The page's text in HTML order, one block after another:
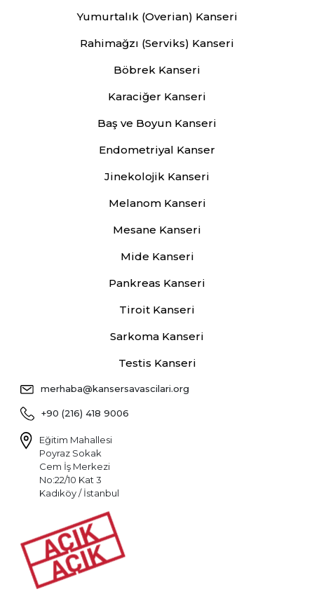
Yumurtalık (Overian) Kanseri
Rahimağzı (Serviks) Kanseri
Böbrek Kanseri
Karaciğer Kanseri
Baş ve Boyun Kanseri
Endometriyal Kanser
Jinekolojik Kanseri
Melanom Kanseri
Mesane Kanseri
Mide Kanseri
Pankreas Kanseri
Tiroit Kanseri
Sarkoma Kanseri
Testis Kanseri
merhaba@kansersavascilari.org
+90 (216) 418 9006
Eğitim Mahallesi
Poyraz Sokak
Cem İş Merkezi
No:22/10 Kat 3
Kadıköy / İstanbul